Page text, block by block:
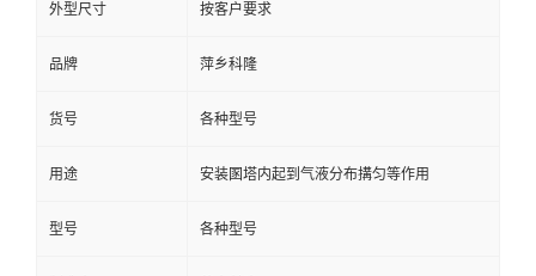
线
留
言
外型尺寸 按客户要求
品牌 萍乡科隆
货号 各种型号
用途 安装圂塔内起到气液分布搆匀等作用
型号 各种型号